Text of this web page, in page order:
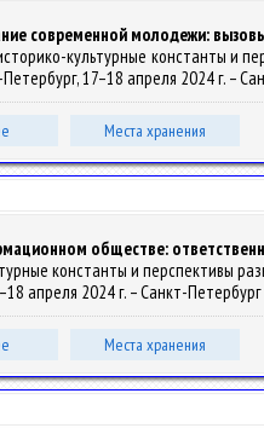
современной молодежи:
культурные константы и
17–18 апреля 2024 г. –
Места хранения
обществе:
константы и перспективы
апреля 2024 г. – Санкт-
Места хранения